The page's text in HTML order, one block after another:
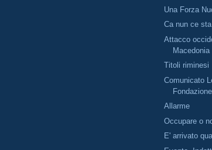
Una Forza
Ca nun ce
Attacco
Macedonia
Titoli riminesi
Comunicato
Allarme
Occupare o
E' arrivato